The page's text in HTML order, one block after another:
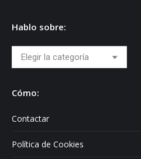
Hablo sobre:
Hablo
sobre:
Cómo:
Contactar
Política de Cookies